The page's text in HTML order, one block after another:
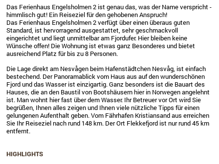
Das Ferienhaus Engelsholmen 2 ist genau das, was der Name verspricht -
himmlisch gut! Ein Reiseziel für den gehobenen Anspruch!
Das Ferienhaus Engelsholmen 2 verfügt über einen überaus guten
Standard, ist hervorragend ausgestattet, sehr geschmackvoll
eingerichtet und liegt unmittelbar am Fjordufer. Hier bleiben keine
Wünsche offen! Die Wohnung ist etwas ganz Besonderes und bietet
ausreichend Platz für bis zu 8 Personen.
Die Lage direkt am Nesvågen beim Hafenstädtchen Nesvåg, ist einfach
bestechend. Der Panoramablick vom Haus aus auf den wunderschönen
Fjord und das Wasser ist einzigartig. Ganz besonders ist die Bauart des
Hauses, die an den Baustil von Bootshäusern hier in Norwegen angelehnt
ist. Man wohnt hier fast über dem Wasser. Ihr Betreuer vor Ort wird Sie
begrüßen, Ihnen alles zeigen und Ihnen viele nützliche Tipps für einen
gelungenen Aufenthalt geben. Vom Fährhafen Kristiansand aus erreichen
Sie Ihr Reiseziel nach rund 148 km. Der Ort Flekkefjord ist nur rund 45 km
entfernt.
HIGHLIGHTS